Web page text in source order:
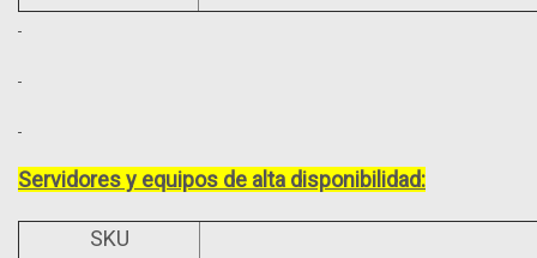
Servidores y equipos de alta disponibilidad:
SKU